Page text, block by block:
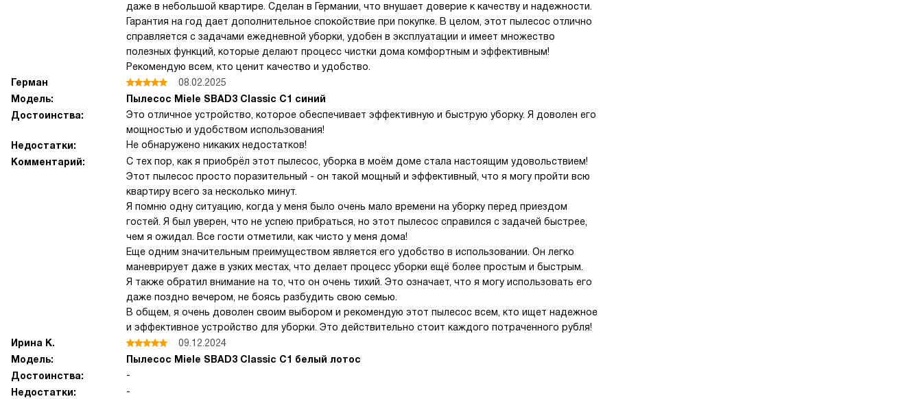
даже в небольшой квартире. Сделан в Германии, что внушает доверие к качеству и надежности.
Гарантия на год дает дополнительное спокойствие при покупке. В целом, этот пылесос отлично
справляется с задачами ежедневной уборки, удобен в эксплуатации и имеет множество
полезных функций, которые делают процесс чистки дома комфортным и эффективным!
Рекомендую всем, кто ценит качество и удобство.
Герман
08.02.2025
Модель:
Пылесос Miele SBAD3 Classic C1 синий
Достоинства:
Это отличное устройство, которое обеспечивает эффективную и быструю уборку. Я доволен его
мощностью и удобством использования!
Недостатки:
Не обнаружено никаких недостатков!
Комментарий:
С тех пор, как я приобрёл этот пылесос, уборка в моём доме стала настоящим удовольствием!
Этот пылесос просто поразительный - он такой мощный и эффективный, что я могу пройти всю
квартиру всего за несколько минут.
Я помню одну ситуацию, когда у меня было очень мало времени на уборку перед приездом
гостей. Я был уверен, что не успею прибраться, но этот пылесос справился с задачей быстрее,
чем я ожидал. Все гости отметили, как чисто у меня дома!
Еще одним значительным преимуществом является его удобство в использовании. Он легко
маневрирует даже в узких местах, что делает процесс уборки ещё более простым и быстрым.
Я также обратил внимание на то, что он очень тихий. Это означает, что я могу использовать его
даже поздно вечером, не боясь разбудить свою семью.
В общем, я очень доволен своим выбором и рекомендую этот пылесос всем, кто ищет надежное
и эффективное устройство для уборки. Это действительно стоит каждого потраченного рубля!
Ирина К.
09.12.2024
Модель:
Пылесос Miele SBAD3 Classic C1 белый лотос
Достоинства:
-
Недостатки:
-